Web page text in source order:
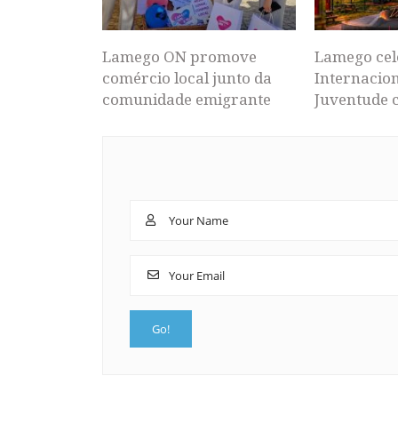
Lamego ON promove
comércio local junto da
comunidade emigrante
Lamego
Juventude